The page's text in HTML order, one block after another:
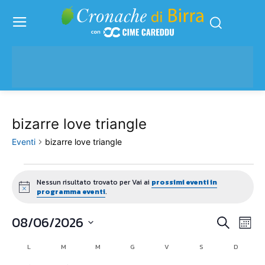
bizarre love triangle
Eventi bizarre love triangle
Eventi
Notice
Nessun risultato trovato per Vai ai prossimi eventi in
programma eventi.
Eventi
CercaMese
08/06/2026
data.
Calendario
LLUNEDÌ M M MERCOLEDÌ
G V S D